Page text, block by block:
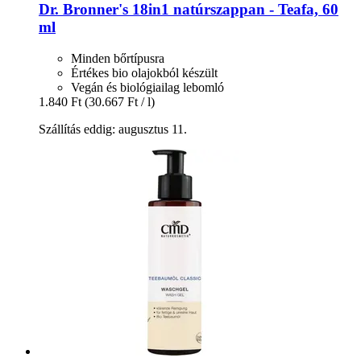
Dr. Bronner's 18in1 natúrszappan -​ Teafa, 60
ml
Minden bőrtípusra
Értékes bio olajokból készült
Vegán és biológiailag lebomló
1.840 Ft (30.667 Ft / l)
Szállítás eddig: augusztus 11.